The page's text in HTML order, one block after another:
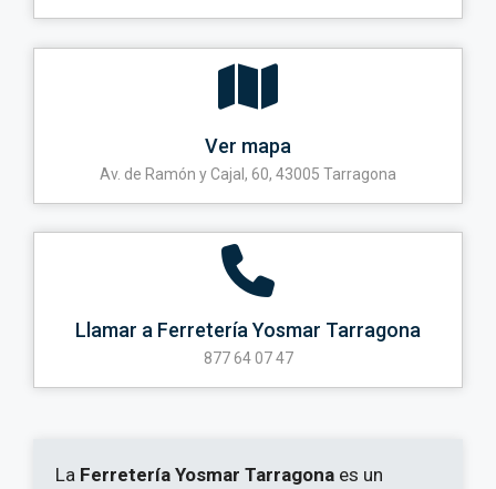
Ver mapa
Av. de Ramón y Cajal, 60, 43005 Tarragona
Llamar a Ferretería Yosmar Tarragona
877 64 07 47
La Ferretería Yosmar Tarragona es un